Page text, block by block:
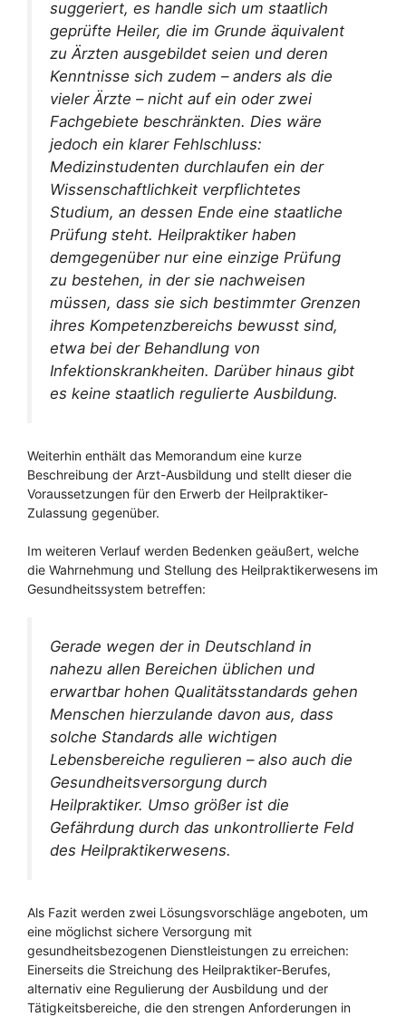
suggeriert, es handle sich um staatlich
geprüfte Heiler, die im Grunde äquivalent
zu Ärzten ausgebildet seien und deren
Kenntnisse sich zudem – anders als die
vieler Ärzte – nicht auf ein oder zwei
Fachgebiete beschränkten. Dies wäre
jedoch ein klarer Fehlschluss:
Medizinstudenten durchlaufen ein der
Wissenschaftlichkeit verpflichtetes
Studium, an dessen Ende eine staatliche
Prüfung steht. Heilpraktiker haben
demgegenüber nur eine einzige Prüfung
zu bestehen, in der sie nachweisen
müssen, dass sie sich bestimmter Grenzen
ihres Kompetenzbereichs bewusst sind,
etwa bei der Behandlung von
Infektionskrankheiten. Darüber hinaus gibt
es keine staatlich regulierte Ausbildung.
Weiterhin enthält das Memorandum eine kurze
Beschreibung der Arzt-Ausbildung und stellt dieser die
Voraussetzungen für den Erwerb der Heilpraktiker-
Zulassung gegenüber.
Im weiteren Verlauf werden Bedenken geäußert, welche
die Wahrnehmung und Stellung des Heilpraktikerwesens im
Gesundheitssystem betreffen:
Gerade wegen der in Deutschland in
nahezu allen Bereichen üblichen und
erwartbar hohen Qualitätsstandards gehen
Menschen hierzulande davon aus, dass
solche Standards alle wichtigen
Lebensbereiche regulieren – also auch die
Gesundheitsversorgung durch
Heilpraktiker. Umso größer ist die
Gefährdung durch das unkontrollierte Feld
des Heilpraktikerwesens.
Als Fazit werden zwei Lösungsvorschläge angeboten, um
eine möglichst sichere Versorgung mit
gesundheitsbezogenen Dienstleistungen zu erreichen:
Einerseits die Streichung des Heilpraktiker-Berufes,
alternativ eine Regulierung der Ausbildung und der
Tätigkeitsbereiche, die den strengen Anforderungen in